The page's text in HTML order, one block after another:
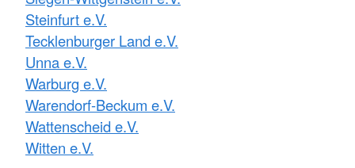
Steinfurt e.V.
Tecklenburger Land e.V.
Unna e.V.
Warburg e.V.
Warendorf-Beckum e.V.
Wattenscheid e.V.
Witten e.V.